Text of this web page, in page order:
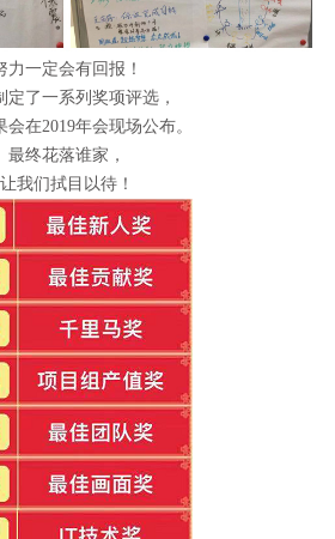
力一定会有回报！
定了一系列奖项评选，
会在2019年会现场公布。
最终花落谁家，
让我们拭目以待！